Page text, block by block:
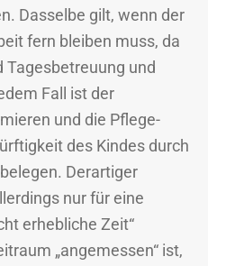
Dasselbe gilt, wenn der
fern bleiben muss, da
Tagesbetreuung und
Fall ist der
und die Pflege-
des Kindes durch
Derartiger
nur für eine
erhebliche Zeit“
„angemessen“ ist,